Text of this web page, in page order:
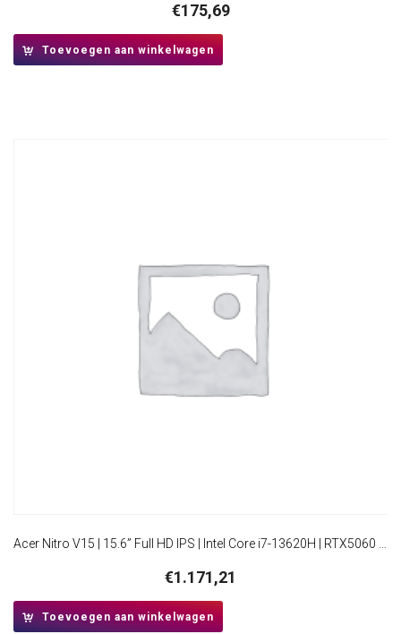
€175,69
Toevoegen aan winkelwagen
€1.171,21
Toevoegen aan winkelwagen